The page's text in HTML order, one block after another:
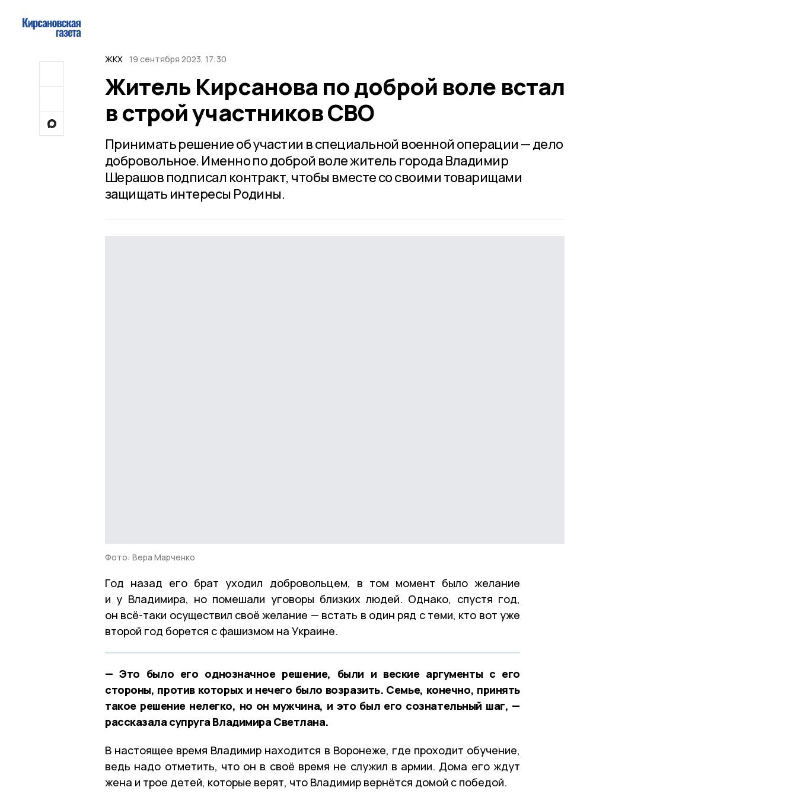
ЖКХ 19 сентября 2023, 17:30
Житель Кирсанова по доброй воле встал
в строй участников СВО
Принимать решение об участии в специальной военной операции — дело
добровольное. Именно по доброй воле житель города Владимир
Шерашов подписал контракт, чтобы вместе со своими товарищами
защищать интересы Родины.
Фото: Вера Марченко
Год назад его брат уходил добровольцем, в том момент было желание
и у Владимира, но помешали уговоры близких людей. Однако, спустя год,
он всё-таки осуществил своё желание — встать в один ряд с теми, кто вот уже
второй год борется с фашизмом на Украине.
— Это было его однозначное решение, были и веские аргументы с его
стороны, против которых и нечего было возразить. Семье, конечно, принять
такое решение нелегко, но он мужчина, и это был его сознательный шаг, —
рассказала супруга Владимира Светлана.
В настоящее время Владимир находится в Воронеже, где проходит обучение,
ведь надо отметить, что он в своё время не служил в армии. Дома его ждут
жена и трое детей, которые верят, что Владимир вернётся домой с победой.